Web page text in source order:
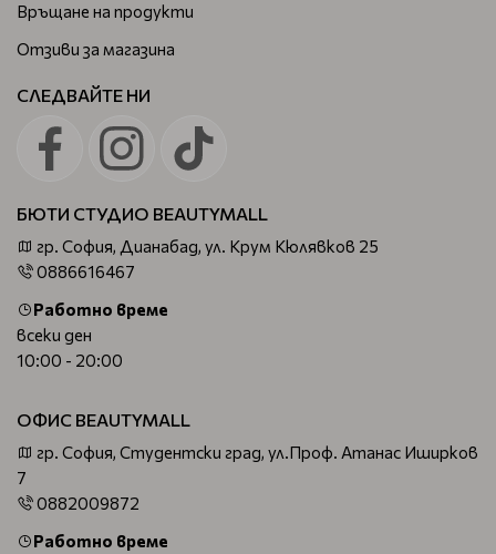
Връщане на продукти
Отзиви за магазина
СЛЕДВАЙТЕ НИ
БЮТИ СТУДИО BEAUTYMALL
гр. София, Дианабад, ул. Крум Кюлявков 25
0886616467
Работно време
всеки ден
10:00 - 20:00
ОФИС BEAUTYMALL
гр. София, Студентски град, ул.Проф. Атанас Иширков
7
0882009872
Работно време